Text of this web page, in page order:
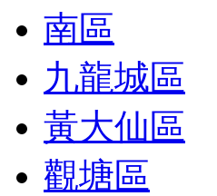
南區
九龍城區
黃大仙區
觀塘區